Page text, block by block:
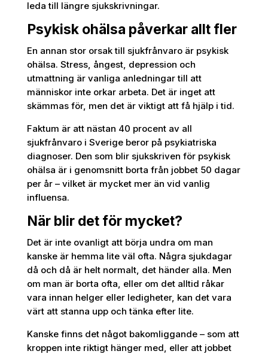
leda till längre sjukskrivningar.
Psykisk ohälsa påverkar allt fler
En annan stor orsak till sjukfrånvaro är psykisk
ohälsa. Stress, ångest, depression och
utmattning är vanliga anledningar till att
människor inte orkar arbeta. Det är inget att
skämmas för, men det är viktigt att få hjälp i tid.
Faktum är att nästan 40 procent av all
sjukfrånvaro i Sverige beror på psykiatriska
diagnoser. Den som blir sjukskriven för psykisk
ohälsa är i genomsnitt borta från jobbet 50 dagar
per år – vilket är mycket mer än vid vanlig
influensa.
När blir det för mycket?
Det är inte ovanligt att börja undra om man
kanske är hemma lite väl ofta. Några sjukdagar
då och då är helt normalt, det händer alla. Men
om man är borta ofta, eller om det alltid råkar
vara innan helger eller ledigheter, kan det vara
värt att stanna upp och tänka efter lite.
Kanske finns det något bakomliggande – som att
kroppen inte riktigt hänger med, eller att jobbet